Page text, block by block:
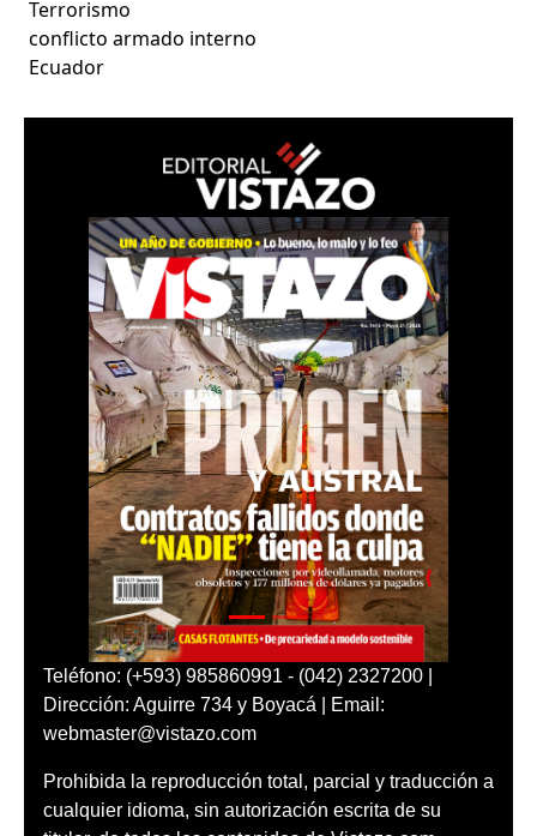
Terrorismo
conflicto armado interno
Ecuador
Teléfono: (+593) 985860991 - (042) 2327200 |
Dirección: Aguirre 734 y Boyacá | Email:
webmaster@vistazo.com
Prohibida la reproducción total, parcial y traducción a
cualquier idioma, sin autorización escrita de su